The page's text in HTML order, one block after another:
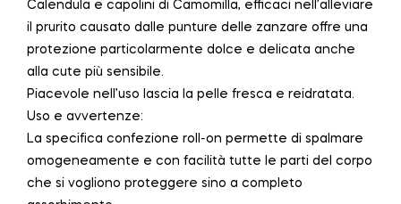
Calendula e capolini di Camomilla, efficaci nell’alleviare
il prurito causato dalle punture delle zanzare offre una
protezione particolarmente dolce e delicata anche
alla cute più sensibile.
Piacevole nell’uso lascia la pelle fresca e reidratata.
Uso e avvertenze:
La specifica confezione roll-on permette di spalmare
omogeneamente e con facilità tutte le parti del corpo
che si vogliono proteggere sino a completo